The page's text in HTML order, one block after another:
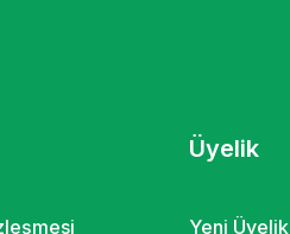
Üyelik
Yeni Üyelik